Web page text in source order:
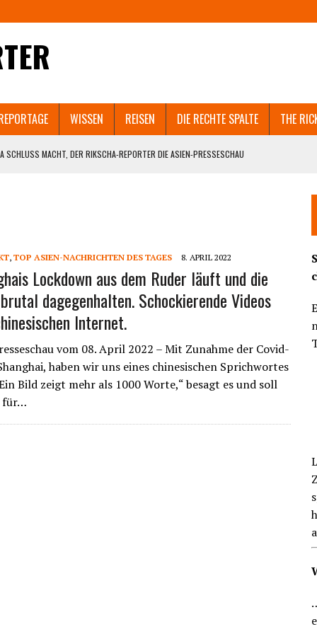
WISSEN REISEN DIE RECHTE SPALTE THE
SCHLUSS MACHT, DER RIKSCHA-REPORTER DIE ASIEN-PRESSESCHAU
SHANGHAI GEHT VIRAL. UND WELCHEM ASIATISCHEN LAND NACH SRI LANKA
DIE BEHÖRDEN BRUTAL DAGEGENHALTEN. SCHOCKIERENDE VIDEOS AUS DEM
BLICK
, TOP ASIEN-NACHRICHTEN DES TAGES 8. APRIL 2022
Lockdown aus dem Ruder läuft und die
dagegenhalten. Schockierende Videos
Internet.
vom 08. April 2022 – Mit Zunahme der Covid-
haben wir uns eines chinesischen Sprichwortes
Bild zeigt mehr als 1000 Worte,“ besagt es und soll
für…